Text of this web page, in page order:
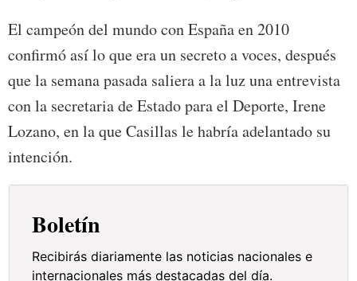
El campeón del mundo con España en 2010
confirmó así lo que era un secreto a voces, después
que la semana pasada saliera a la luz una entrevista
con la secretaria de Estado para el Deporte, Irene
Lozano, en la que Casillas le habría adelantado su
intención.
Boletín
Recibirás diariamente las noticias nacionales e
internacionales más destacadas del día.